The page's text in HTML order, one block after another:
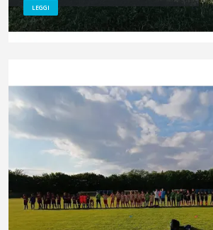
LEGGI